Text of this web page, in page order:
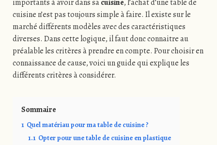
importants à avoir dans sacuisine, l’achat d’une table de
cuisine n’est pas toujours simple à faire. Il existe sur le
marché différents modèles avec des caractéristiques
diverses. Dans cette logique, il faut donc connaitre au
préalable les critères à prendre en compte. Pour choisir en
connaissance de cause, voici un guide qui explique les
différents critères à considérer.
Sommaire
1 Quel matériau pour ma table de cuisine ?
1.1 Opter pour une table de cuisine en plastique